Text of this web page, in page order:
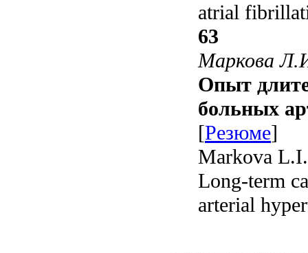
atrial
63
Маркова
Опыт
больных
[Резюме]
Markova
Long-term
arterial